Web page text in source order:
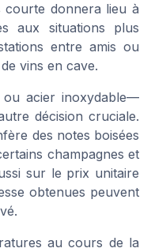
courte donnera lieu à
aux situations plus
entre amis ou
vins en cave.
acier inoxydable—
décision cruciale.
des notes boisées
champagnes et
sur le prix unitaire
obtenues peuvent
au cours de la